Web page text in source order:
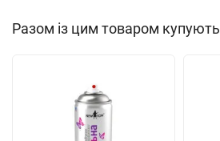
Разом із цим товаром купують